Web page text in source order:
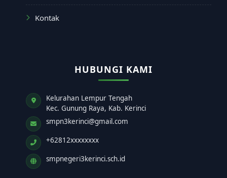
Kontak
HUBUNGI KAMI
Kelurahan Lempur Tengah
Kec. Gunung Raya, Kab. Kerinci
smpn3kerinci@gmail.com
+62812xxxxxxxx
smpnegeri3kerinci.sch.id